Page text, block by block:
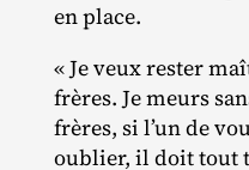
en place.
« Je veux rester
frères. Je meurs
frères, si l’un de
oublier, il doit tout